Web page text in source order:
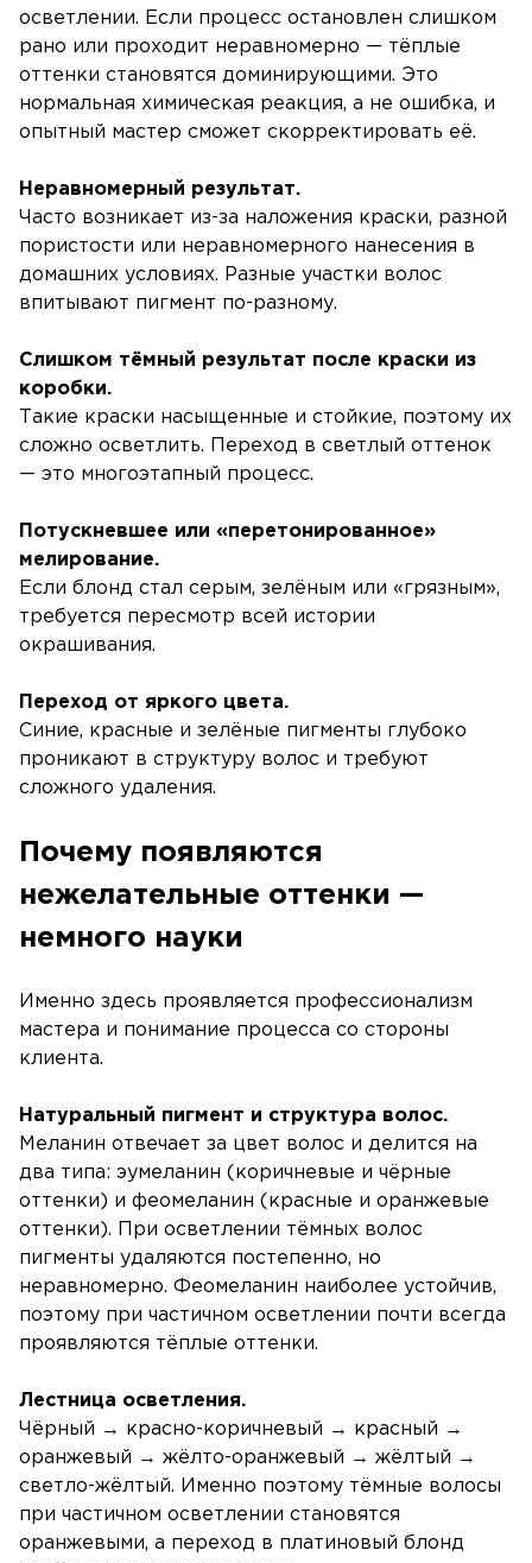
осветлении. Если процесс остановлен слишком
рано или проходит неравномерно — тёплые
оттенки становятся доминирующими. Это
нормальная химическая реакция, а не ошибка, и
опытный мастер сможет скорректировать её.
Неравномерный результат.
Часто возникает из-за наложения краски, разной
пористости или неравномерного нанесения в
домашних условиях. Разные участки волос
впитывают пигмент по-разному.
Слишком тёмный результат после краски из
коробки.
Такие краски насыщенные и стойкие, поэтому их
сложно осветлить. Переход в светлый оттенок
— это многоэтапный процесс.
Потускневшее или «перетонированное»
мелирование.
Если блонд стал серым, зелёным или «грязным»,
требуется пересмотр всей истории
окрашивания.
Переход от яркого цвета.
Синие, красные и зелёные пигменты глубоко
проникают в структуру волос и требуют
сложного удаления.
Почему появляются
нежелательные оттенки —
немного науки
Именно здесь проявляется профессионализм
мастера и понимание процесса со стороны
клиента.
Натуральный пигмент и структура волос.
Меланин отвечает за цвет волос и делится на
два типа: эумеланин (коричневые и чёрные
оттенки) и феомеланин (красные и оранжевые
оттенки). При осветлении тёмных волос
пигменты удаляются постепенно, но
неравномерно. Феомеланин наиболее устойчив,
поэтому при частичном осветлении почти всегда
проявляются тёплые оттенки.
Лестница осветления.
Чёрный → красно-коричневый → красный →
оранжевый → жёлто-оранжевый → жёлтый →
светло-жёлтый. Именно поэтому тёмные волосы
при частичном осветлении становятся
оранжевыми, а переход в платиновый блонд